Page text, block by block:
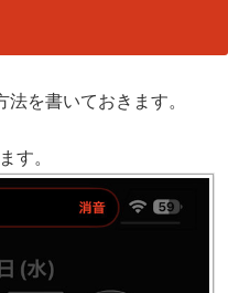
を書いておきます。
す。